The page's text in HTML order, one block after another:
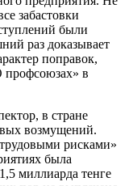
забастовки
были
раз доказывает
поправок,
профсоюзах» в
в стране
возмущений.
рисками»
была
миллиарда тенге